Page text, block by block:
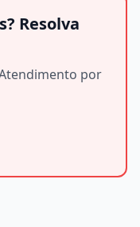
Resolva
por